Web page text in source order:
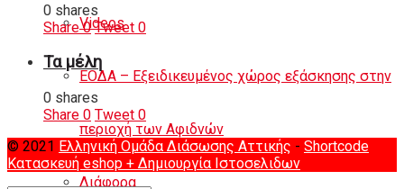
Videos
ΕΟΔΑ – Εξειδικευμένος χώρος εξάσκησης στην
περιοχή των Αφιδνών
Διάφορα
0 shares
Share 0 Tweet 0
Τα μέλη
0 shares
Share 0 Tweet 0
© 2021 Ελληνική Ομάδα Διάσωσης Αττικής - Shortcode
Κατασκευή eshop + Δημιουργία Ιστοσελιδων